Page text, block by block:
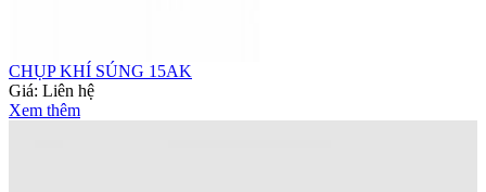
CHỤP KHÍ SÚNG 15AK
Giá: Liên hệ
Xem thêm